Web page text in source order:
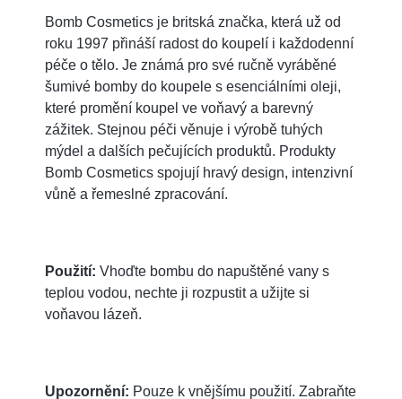
Bomb Cosmetics je britská značka, která už od
roku 1997 přináší radost do koupelí i každodenní
péče o tělo. Je známá pro své ručně vyráběné
šumivé bomby do koupele s esenciálními oleji,
které promění koupel ve voňavý a barevný
zážitek. Stejnou péči věnuje i výrobě tuhých
mýdel a dalších pečujících produktů. Produkty
Bomb Cosmetics spojují hravý design, intenzivní
vůně a řemeslné zpracování.
Použití: Vhoďte bombu do napuštěné vany s
teplou vodou, nechte ji rozpustit a užijte si
voňavou lázeň.
Upozornění: Pouze k vnějšímu použití. Zabraňte